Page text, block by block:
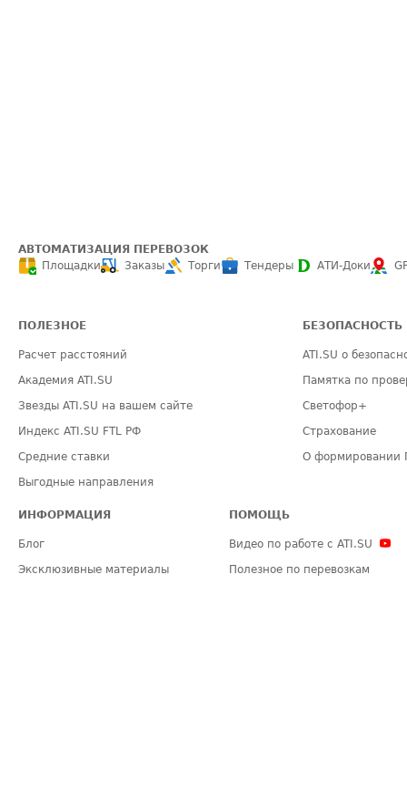
АВТОМАТИЗАЦИЯ ПЕРЕВОЗОК
Площадки
Заказы Торги Тендеры АТИ-Доки
ПОЛЕЗНОЕ
Расчет расстояний
Академия ATI.SU
Звезды ATI.SU на вашем сайте
Индекс ATI.SU FTL РФ
Средние ставки
Выгодные направления
БЕЗОПАСНОСТЬ
ATI.SU о
Памятка по
Светофор+
Страхование
О формировании
ИНФОРМАЦИЯ
Блог
Эксклюзивные материалы
ПОМОЩЬ
Видео по работе с ATI.SU
Полезное по перевозкам